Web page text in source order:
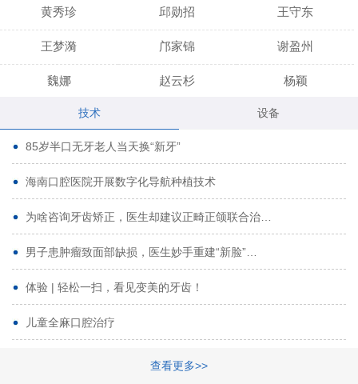
黄秀珍 邱勋招 王守东
王梦漪 邝家锦 谢盈州
魏娜 赵云杉 杨颖
黄启龙
代艳虹 林芳诚
曹香林 姜炳华
姚宗将 梁春晓
林夏羽 颜晶
路娜 商晔
周碧玲
技术 设备
85岁半口无牙老人当天换“新牙”
海南口腔医院开展数字化导航种植技术
为啥咨询牙齿矫正，医生却建议正畸正颌联合治…
男子患肿瘤致面部缺损，医生妙手重建“新脸”…
体验 | 轻松一扫，看见变美的牙齿！
儿童全麻口腔治疗
查看更多>>